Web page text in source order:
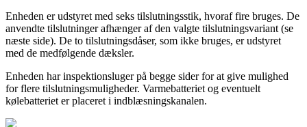
Enheden er udstyret med seks tilslutningsstik, hvoraf fire bruges. De
anvendte tilslutninger afhænger af den valgte tilslutningsvariant (se
næste side). De to tilslutningsdåser, som ikke bruges, er udstyret
med de medfølgende dæksler.
Enheden har inspektionsluger på begge sider for at give mulighed
for flere tilslutningsmuligheder. Varmebatteriet og eventuelt
kølebatteriet er placeret i indblæsningskanalen.